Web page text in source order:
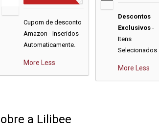
Cupom de desconto
Amazon - Inseridos
Automaticamente.
More Less
Descontos
Exclusivos -
Itens
Selecionados
More Less
a Lilibee